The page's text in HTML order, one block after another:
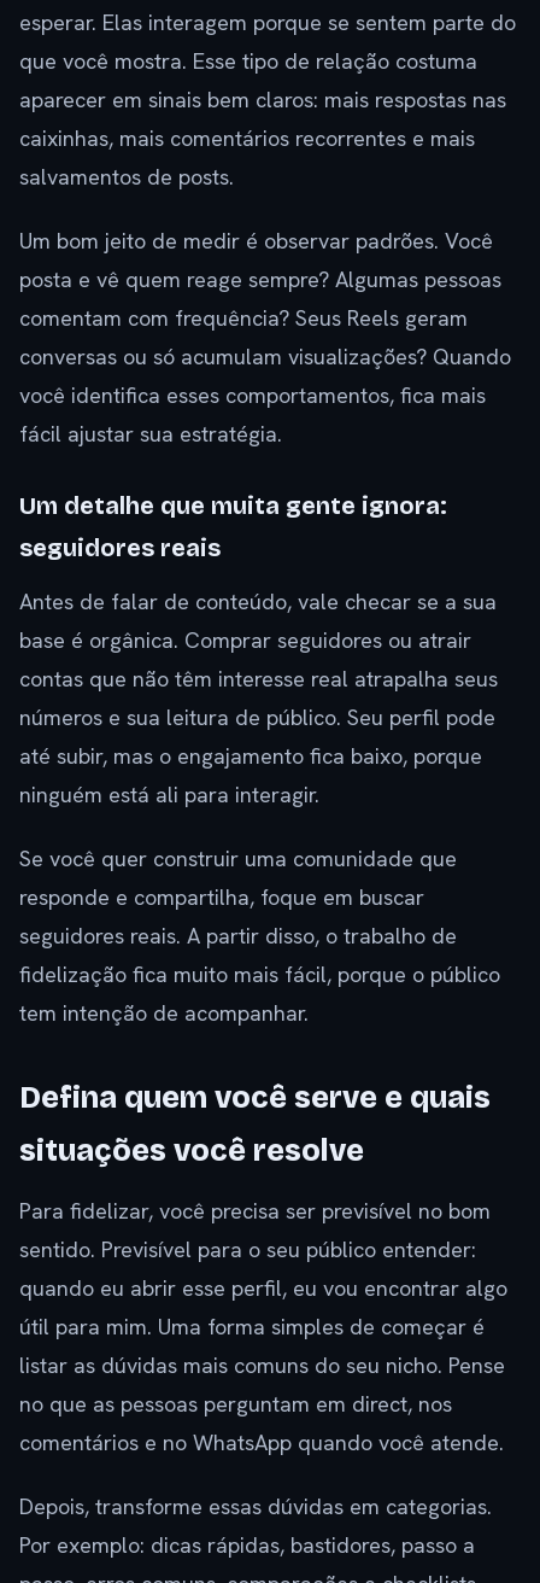
esperar. Elas interagem porque se sentem parte do
que você mostra. Esse tipo de relação costuma
aparecer em sinais bem claros: mais respostas nas
caixinhas, mais comentários recorrentes e mais
salvamentos de posts.
Um bom jeito de medir é observar padrões. Você
posta e vê quem reage sempre? Algumas pessoas
comentam com frequência? Seus Reels geram
conversas ou só acumulam visualizações? Quando
você identifica esses comportamentos, fica mais
fácil ajustar sua estratégia.
Um detalhe que muita gente ignora:
seguidores reais
Antes de falar de conteúdo, vale checar se a sua
base é orgânica. Comprar seguidores ou atrair
contas que não têm interesse real atrapalha seus
números e sua leitura de público. Seu perfil pode
até subir, mas o engajamento fica baixo, porque
ninguém está ali para interagir.
Se você quer construir uma comunidade que
responde e compartilha, foque em buscar
seguidores reais. A partir disso, o trabalho de
fidelização fica muito mais fácil, porque o público
tem intenção de acompanhar.
Defina quem você serve e quais
situações você resolve
Para fidelizar, você precisa ser previsível no bom
sentido. Previsível para o seu público entender:
quando eu abrir esse perfil, eu vou encontrar algo
útil para mim. Uma forma simples de começar é
listar as dúvidas mais comuns do seu nicho. Pense
no que as pessoas perguntam em direct, nos
comentários e no WhatsApp quando você atende.
Depois, transforme essas dúvidas em categorias.
Por exemplo: dicas rápidas, bastidores, passo a